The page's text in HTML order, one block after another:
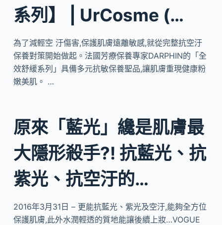
系列】 | UrCosme (…
為了減輕空 汙傷害,保護肌膚遠離敏感,就從完整抗空汙
保養對策開始做起。法國芳療保養專家DARPHIN的「全
效舒緩系列」具備多元抗敏保養聖品,讓肌膚重現健康粉
嫩美肌。 …
原來「藍光」纔是肌膚最
大隱形殺手?! 抗藍光、抗
紫光、抗空汙的…
2016年3月31日 – 更能抗藍光、紫光及空汙,能夠全方位
保護肌膚,此外水潤輕透的質地能讓後續上妝…VOGUE